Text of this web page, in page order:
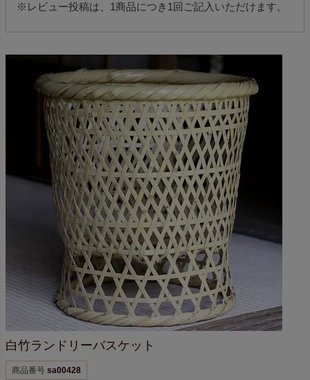
※レビュー投稿は、1商品につき1回ご記入いただけます。
白竹ランドリーバスケット
商品番号 sa00428